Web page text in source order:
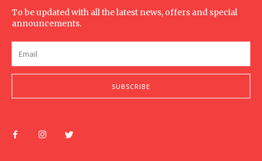
To be updated with all the latest news, offers and special
announcements.
SUBSCRIBE